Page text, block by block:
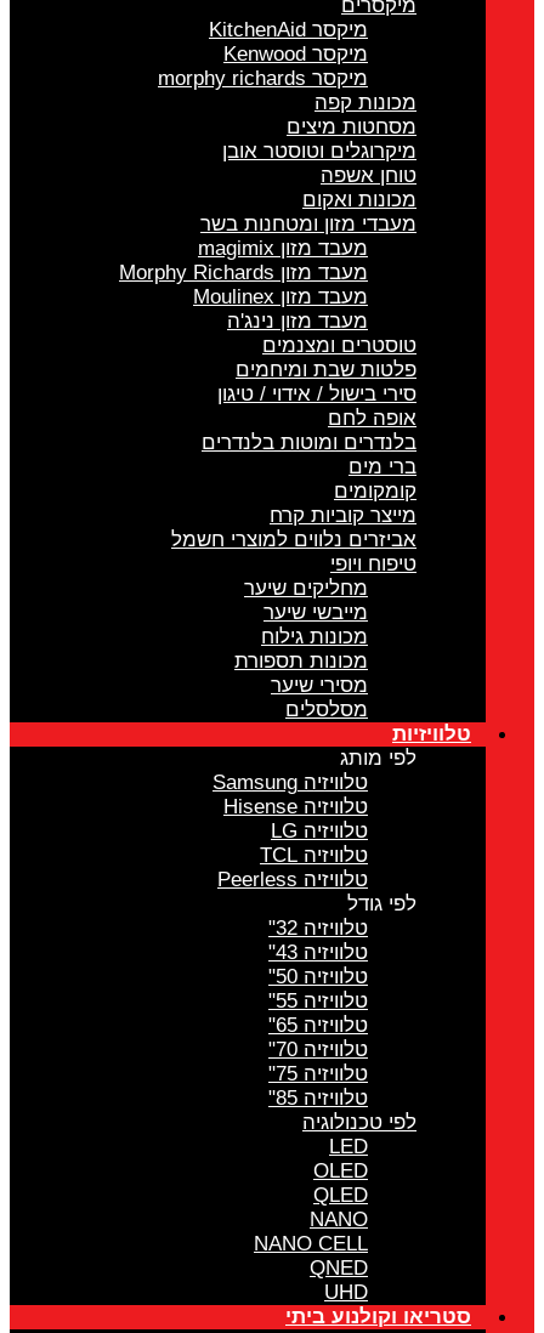
מיקסרים
מיקסר KitchenAid
מיקסר Kenwood
מיקסר morphy richards
מכונות קפה
מסחטות מיצים
מיקרוגלים וטוסטר אובן
טוחן אשפה
מכונות ואקום
מעבדי מזון ומטחנות בשר
מעבד מזון magimix
מעבד מזון Morphy Richards
מעבד מזון Moulinex
מעבד מזון נינג'ה
טוסטרים ומצנמים
פלטות שבת ומיחמים
סירי בישול / אידוי / טיגון
אופה לחם
בלנדרים ומוטות בלנדרים
ברי מים
קומקומים
מייצר קוביות קרח
אביזרים נלווים למוצרי חשמל
טיפוח ויופי
מחליקים שיער
מייבשי שיער
מכונות גילוח
מכונות תספורת
מסירי שיער
מסלסלים
טלוויזיות
לפי מותג
טלוויזיה Samsung
טלוויזיה Hisense
טלוויזיה LG
טלוויזיה TCL
טלוויזיה Peerless
לפי גודל
טלוויזיה 32"
טלוויזיה 43"
טלוויזיה 50"
טלוויזיה 55"
טלוויזיה 65"
טלוויזיה 70"
טלוויזיה 75"
טלוויזיה 85"
לפי טכנולוגיה
LED
OLED
QLED
NANO
NANO CELL
QNED
UHD
סטריאו וקולנוע ביתי